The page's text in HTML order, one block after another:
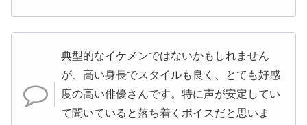
典型的なイケメンではないかもしれません
が、高い身長でスタイルも良く、とても好感
度の高い俳優さんです。特に声が安定してい
て聞いていると落ち着くボイスだと思いま